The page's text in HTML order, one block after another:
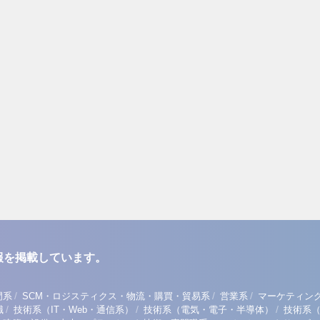
掲載しています。
系 / SCM・ロジスティクス・物流・購買・貿易系 / 営業系 / マーケティン
/ 技術系（IT・Web・通信系） / 技術系（電気・電子・半導体） / 技術系